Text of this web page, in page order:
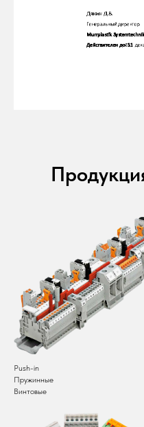
Push-in
Пружинные
Винтовые